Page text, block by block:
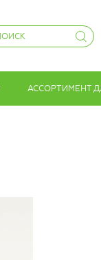
АССОРТИМЕНТ